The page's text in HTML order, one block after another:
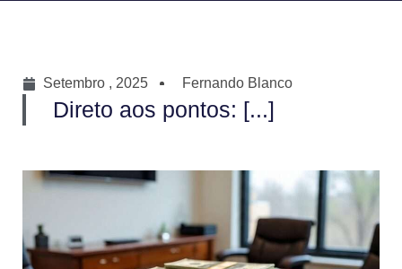
Setembro , 2025 Fernando Blanco
Direto aos pontos: [...]